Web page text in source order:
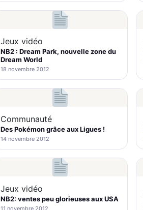
Jeux vidéo
NB2 : Dream Park, nouvelle zone du
Dream World
18 novembre 2012
Communauté
Des Pokémon grâce aux Ligues !
14 novembre 2012
Jeux vidéo
NB2: ventes peu glorieuses aux USA
11 novembre 2012